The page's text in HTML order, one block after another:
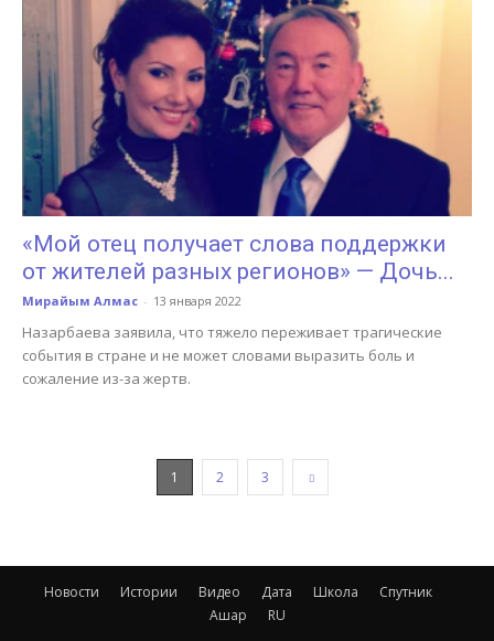
«Мой отец получает слова поддержки
от жителей разных регионов» — Дочь...
Мирайым Алмас - 13 января 2022
Назарбаева заявила, что тяжело переживает трагические
события в стране и не может словами выразить боль и
сожаление из-за жертв.
1 2 3
Новости Истории Видео Дата Школа
Спутник
Ашар
RU